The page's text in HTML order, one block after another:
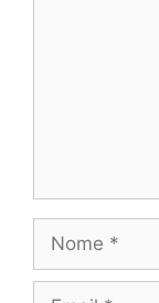
Nome
Email